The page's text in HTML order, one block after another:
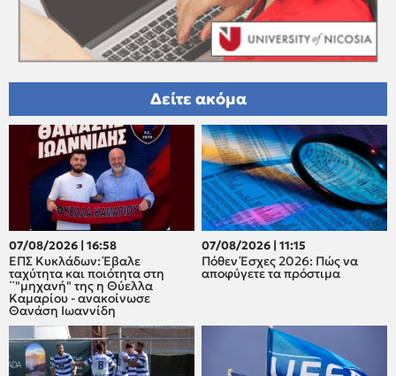
Δείτε ακόμα
07/08/2026 | 16:58
ΕΠΣ Κυκλάδων: Έβαλε
ταχύτητα και ποιότητα στη
¨"μηχανή" της η Θύελλα
Καμαρίου - ανακοίνωσε
Θανάση Ιωαννίδη
07/08/2026 | 11:15
Πόθεν Έσχες 2026: Πώς να
αποφύγετε τα πρόστιμα